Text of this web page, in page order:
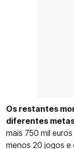
Os restantes
diferentes
mais 750 mil
menos 20 jogos e